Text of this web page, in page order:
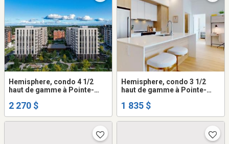
Hemisphere, condo 4 1/2
haut de gamme à Pointe-
appartement / logement
2 270 $
Hemisphere, condo 3 1/2
haut de gamme à Pointe-
appartement / logement
1 835 $